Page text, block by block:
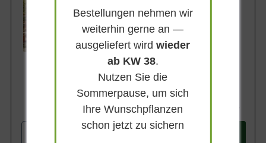
Lieferbar
1.147,90 €
Bestellungen nehmen wir
weiterhin gerne an —
ausgeliefert wirdwieder
ab KW 38.
Nutzen Sie die
Sommerpause, um sich
Ihre Wunschpflanzen
schon jetzt zu sichern